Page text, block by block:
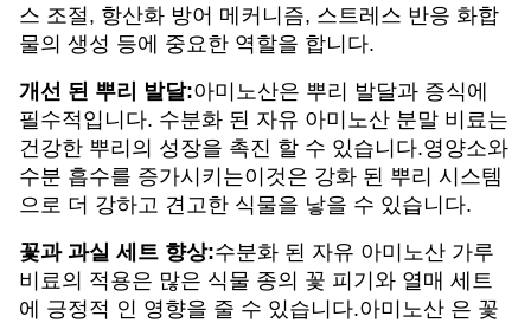
스 조절, 항산화 방어 메커니즘, 스트레스 반응 화합
물의 생성 등에 중요한 역할을 합니다.
개선 된 뿌리 발달:아미노산은 뿌리 발달과 증식에
필수적입니다. 수분화 된 자유 아미노산 분말 비료는
건강한 뿌리의 성장을 촉진 할 수 있습니다.영양소와
수분 흡수를 증가시키는이것은 강화 된 뿌리 시스템
으로 더 강하고 견고한 식물을 낳을 수 있습니다.
꽃과 과실 세트 향상:수분화 된 자유 아미노산 가루
비료의 적용은 많은 식물 종의 꽃 피기와 열매 세트
에 긍정적 인 영향을 줄 수 있습니다.아미노산 은 꽃